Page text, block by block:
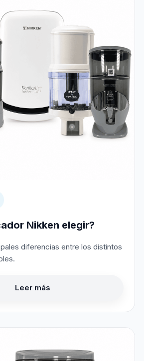
Nikken elegir?
diferencias entre los distintos
Leer más